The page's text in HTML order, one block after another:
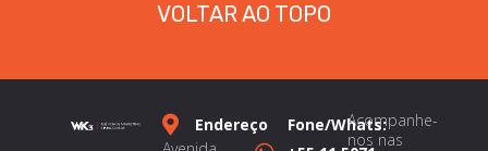
VOLTAR AO TOPO
Endereço
Fone/Whats:Acompanhe-
nos nas